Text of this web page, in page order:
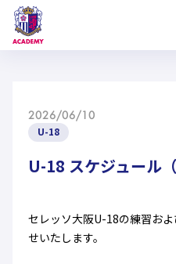
試合日程
選手
スタッフ
2026/06/10
U-18
U-18 スケジュール
セレッソ大阪U-18の練習お
せいたします。